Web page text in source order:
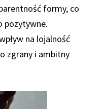
formy, co
pozytywne.
na lojalność
zgrany i ambitny